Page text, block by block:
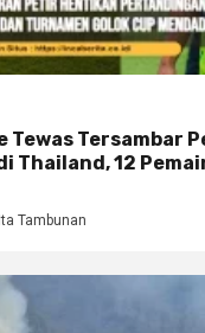
Tewas Tersambar
Thailand, 12
Tambunan